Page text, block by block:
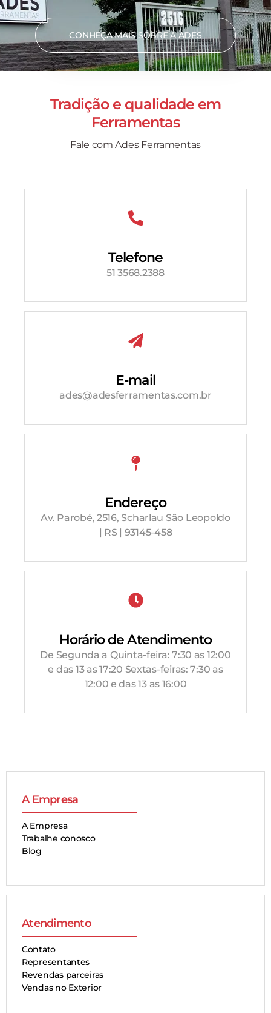
CONHEÇA MAIS SOBRE A ADES
Tradição e qualidade em
Ferramentas
Fale com Ades Ferramentas
Telefone
51 3568.2388
E-mail
ades@adesferramentas.com.br
Endereço
Av. Parobé, 2516, Scharlau São Leopoldo
| RS | 93145-458
Horário de Atendimento
De Segunda a Quinta-feira: 7:30 as 12:00
e das 13 as 17:20 Sextas-feiras: 7:30 as
12:00 e das 13 as 16:00
A Empresa
A Empresa
Trabalhe conosco
Blog
Atendimento
Contato
Representantes
Revendas parceiras
Vendas no Exterior